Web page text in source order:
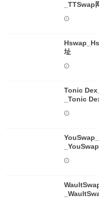
_TTSwap
址
Tonic
_Tonic